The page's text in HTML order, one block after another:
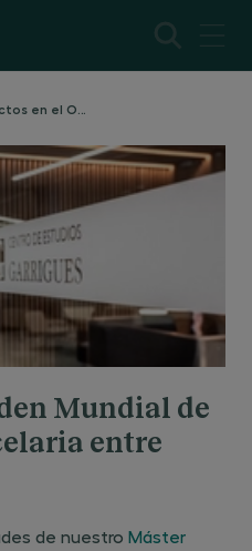
Mundial de
entre
de nuestro Máster